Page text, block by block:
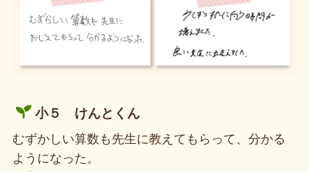
小５ けんとくん
むずかしい算数も先生に教えてもらって、分かる
ようになった。